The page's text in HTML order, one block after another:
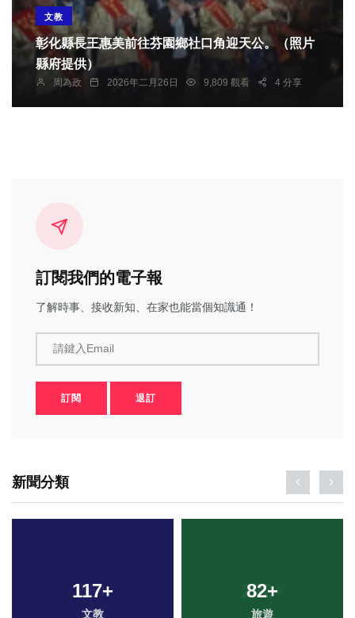
文教
彰化縣長王惠美前往芬園鄉社口角迎天公。（照片
縣府提供）
周為政 2026年二月26日 9,809 觀看 4 分享
訂閱我們的電子報
了解時事、接收新知、在家也能當個知識通！
請鍵入Email
訂閱 退訂
新聞分類
117+
文教
82+
旅遊